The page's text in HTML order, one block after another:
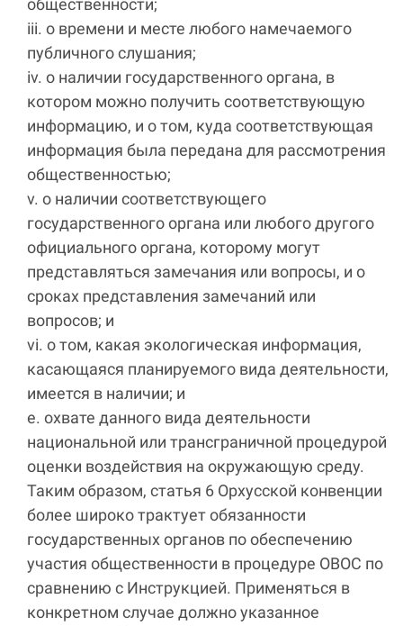
общественности;
iii. о времени и месте любого намечаемого
публичного слушания;
iv. о наличии государственного органа, в
котором можно получить соответствующую
информацию, и о том, куда соответствующая
информация была передана для рассмотрения
общественностью;
v. о наличии соответствующего
государственного органа или любого другого
официального органа, которому могут
представляться замечания или вопросы, и о
сроках представления замечаний или
вопросов; и
vi. о том, какая экологическая информация,
касающаяся планируемого вида деятельности,
имеется в наличии; и
e. охвате данного вида деятельности
национальной или трансграничной процедурой
оценки воздействия на окружающую среду.
Таким образом, статья 6 Орхусской конвенции
более широко трактует обязанности
государственных органов по обеспечению
участия общественности в процедуре ОВОС по
сравнению с Инструкцией. Применяться в
конкретном случае должно указанное